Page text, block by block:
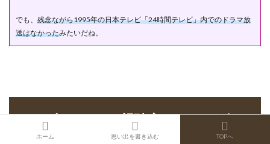
でも、 残念ながら1995年の日本テレビ「24時間テレビ」内でのドラマ放
送はなかったみたいだね。
1995年のドラマ視聴率ランキング
TOP30！
ホーム 思い出を書き込む TOPへ